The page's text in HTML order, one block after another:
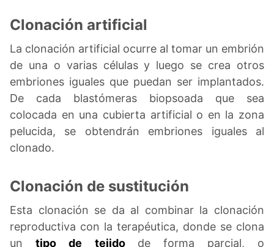
Clonación artificial
La clonación artificial ocurre al tomar un embrión
de una o varias células y luego se crea otros
embriones iguales que puedan ser implantados.
De cada blastómeras biopsoada que sea
colocada en una cubierta artificial o en la zona
pelucida, se obtendrán embriones iguales al
clonado.
Clonación de sustitución
Esta clonación se da al combinar la clonación
reproductiva con la terapéutica, donde se clona
un tipo de tejidode forma parcial, o